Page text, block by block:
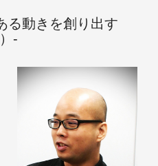
る動きを創り出す
‐